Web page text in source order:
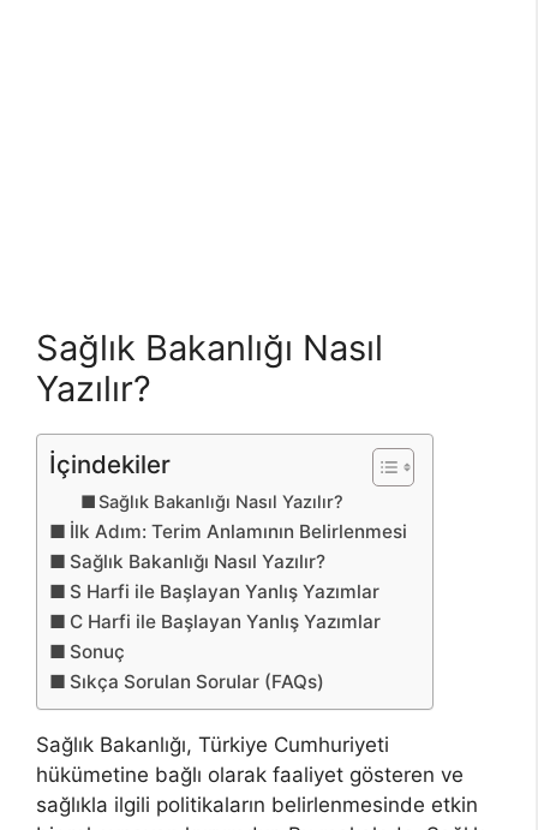
Sağlık Bakanlığı Nasıl
Yazılır?
İçindekiler
Sağlık Bakanlığı Nasıl Yazılır?
İlk Adım: Terim Anlamının Belirlenmesi
Sağlık Bakanlığı Nasıl Yazılır?
S Harfi ile Başlayan Yanlış Yazımlar
C Harfi ile Başlayan Yanlış Yazımlar
Sonuç
Sıkça Sorulan Sorular (FAQs)
Sağlık Bakanlığı, Türkiye Cumhuriyeti
hükümetine bağlı olarak faaliyet gösteren ve
sağlıkla ilgili politikaların belirlenmesinde etkin